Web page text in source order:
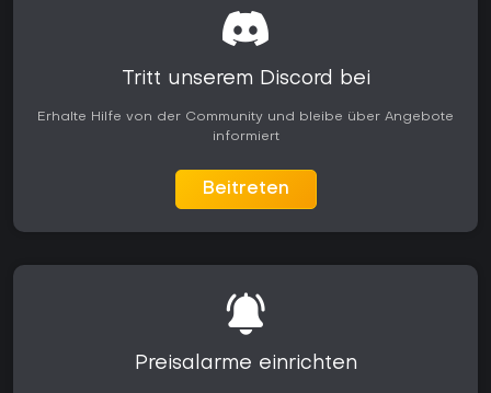
Tritt unserem Discord bei
Erhalte Hilfe von der Community und bleibe über Angebote
informiert
Beitreten
Preisalarme einrichten